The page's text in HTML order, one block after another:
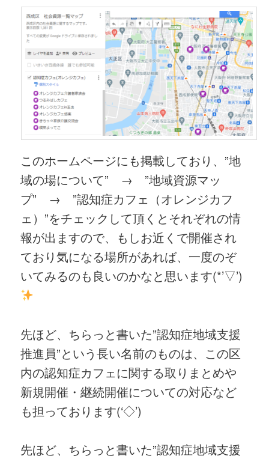
このホームページにも掲載しており、”地
域の場について” → ”地域資源マッ
プ” → ”認知症カフェ（オレンジカフ
ェ）”をチェックして頂くとそれぞれの情
報が出ますので、もしお近くで開催され
ており気になる場所があれば、一度のぞ
いてみるのも良いのかなと思います(*’▽’)
先ほど、ちらっと書いた”認知症地域支援
推進員”という長い名前のものは、この区
内の認知症カフェに関する取りまとめや
新規開催・継続開催についての対応など
も担っております(‘◇’)ゞ
先ほど、ちらっと書いた”認知症地域支援